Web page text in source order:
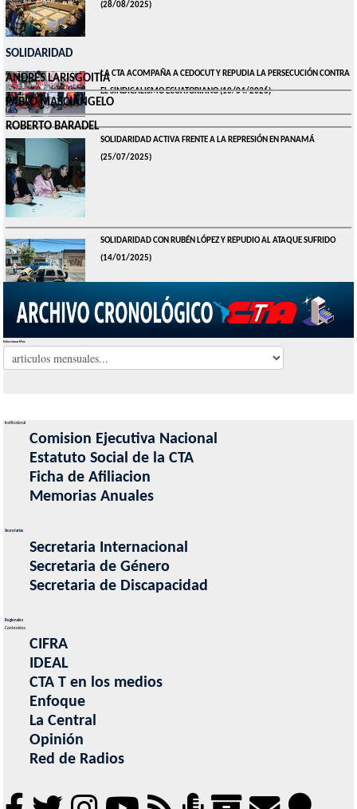
(28/08/2025)
SOLIDARIDAD
LA CTA ACOMPAÑA A CEDOCUT Y REPUDIA LA PERSECUCIÓN CONTRA
EL SINDICALISMO ECUATORIANO(10/04/2026)
SOLIDARIDAD ACTIVA FRENTE A LA REPRESIÓN EN PANAMÁ
(25/07/2025)
SOLIDARIDAD CON RUBÉN LÓPEZ Y REPUDIO AL ATAQUE SUFRIDO
(14/01/2025)
ANDRÉS LARISGOITÍA
PABLO MASCIÁNGELO
ROBERTO BARADEL
Seleccionar Mes
Institucional
Comision Ejecutiva Nacional
Estatuto Social de la CTA
Ficha de Afiliacion
Memorias Anuales
Secretarias
Secretaria Internacional
Secretaria de Género
Secretaria de Discapacidad
Regionales
Contenidos
CIFRA
IDEAL
CTA T en los medios
Enfoque
La Central
Opinión
Red de Radios